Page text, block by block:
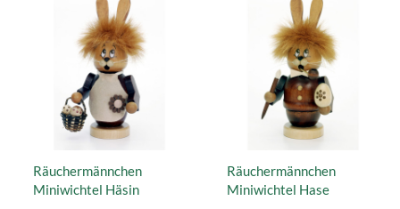
Räuchermännchen
Miniwichtel Häsin
Räuchermännchen
Miniwichtel Hase